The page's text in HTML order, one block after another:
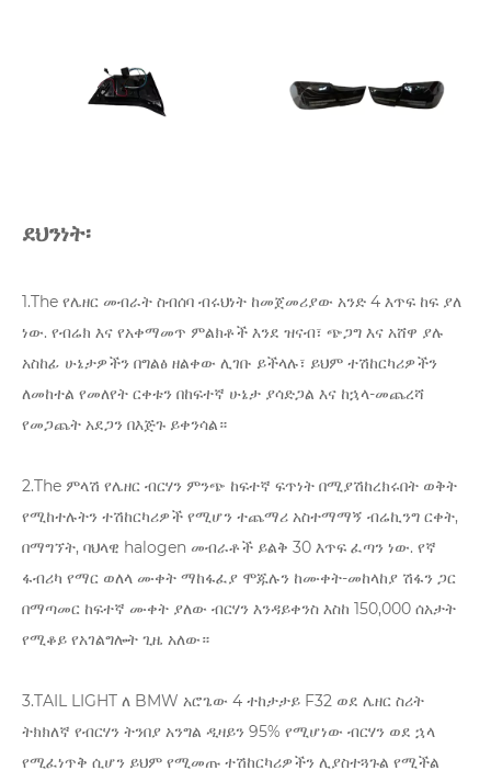
ደህንነት፡
1.The የሌዘር መብራት ስብሰባ ብሩህነት ከመጀመሪያው አንድ 4 እጥፍ ከፍ ያለ
ነው. የብሬክ እና የአቀማመጥ ምልክቶች እንደ ዝናብ፣ ጭጋግ እና አሸዋ ያሉ
አስከፊ ሁኔታዎችን በግልፅ ዘልቀው ሊገቡ ይችላሉ፣ ይህም ተሽከርካሪዎችን
ለመከተል የመለየት ርቀቱን በከፍተኛ ሁኔታ ያሳድጋል እና ከኋላ-መጨረሻ
የመጋጨት አደጋን በእጅጉ ይቀንሳል።
2.The ምላሽ የሌዘር ብርሃን ምንጭ ከፍተኛ ፍጥነት በሚያሽከረክሩበት ወቅት
የሚከተሉትን ተሽከርካሪዎች የሚሆን ተጨማሪ አስተማማኝ ብሬኪንግ ርቀት,
በማግኘት, ባህላዊ halogen መብራቶች ይልቅ 30 እጥፍ ፈጣን ነው. የኛ
ፋብሪካ የማር ወለላ ሙቀት ማከፋፈያ ሞጁሉን ከሙቀት-መከላከያ ሽፋን ጋር
በማጣመር ከፍተኛ ሙቀት ያለው ብርሃን እንዳይቀንስ እስከ 150,000 ሰአታት
የሚቆይ የአገልግሎት ጊዜ አለው።
3.TAIL LIGHT ለ BMW አሮጌው 4 ተከታታይ F32 ወደ ሌዘር ስሪት
ትክክለኛ የብርሃን ትንበያ አንግል ዲዛይን 95% የሚሆነው ብርሃን ወደ ኋላ
የሚፈነጥቅ ሲሆን ይህም የሚመጡ ተሽከርካሪዎችን ሊያስተጓጉል የሚችል